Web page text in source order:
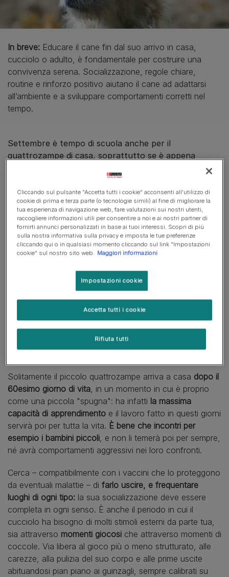
In breve: Educare il cane fin dal suo arrivo in casa,
cucciolo o adulto, è fondamentale per costruire una
convivenza serena. Socializzazione, regole chiare,
routine e rinforzo positivo aiutano il cane ad adattarsi
all’ambiente e a sviluppare comportamenti corretti nel
tempo.
Settembre è tempo di scuola anche per il
quattrozampe di casa, soprattutto se è appena
arrivato a vivere con noi e a maggior ragione se è un
cucciolo allegro ed esuberante! Ecco le regole
principali da insegnare subito per la convivenza
pacifica in casa.
Arriva settembre e dopo il primo giorno di scuola di tutti i
piccoli umani, è il momento dieducareanche i pelosi
quattrozampe che abitano con noi, soprattutto se
e insieme alla gioia dell'arrivo nella nostra
abitazione è bene rimboccarsi le maniche e non lasciare
nulla al caso. Questa piccola "scuola" iniziale porrà le
basi per la serena convivenza futura e per evitare
Hai adottato un cucciolo?
Solitamente il piccolo quattrozampe arriva a casa dopo il
60esimo giorno di vita , in un momento in cui è proprio
come una piccola "spugna": ha infatti la massima
capacità di apprendimento e il lavoro fatto in questi giorni
servirà poi per tutta la vita. È bene che incontri per
esempio i bambini piccoli , e non li temerà poi per sempre,
né avrà comportamenti aggressivi nei loro confronti.
Cerca – compatibilmente con i vaccini che lo proteggono
da eventuali malattie – di farlo uscire, e frequentare
luoghi di ogni tipo: la sua socializzazione deve essere
completa in ogni senso. È anche il periodo in cui il
cucciolo ha bisogno di molti stimoli esterni da parte tua,
sia attraverso momenti giocosi che attraverso momenti di
coccole. Via libera al gioco più o meno strutturato, alle
carezze, alla pulizia del suo corpo e alle prime uscite
abituandosi pian piano ai guinzagli, sempre calibrati su
Cliccando sul pulsante "Accetta tutti i cookie" acconsenti all'utilizzo di
cookie di prima e terza parte (o tecnologie simili) al fine di migliorare la
tua esperienza di navigazione web, fare valutazioni sui nostri utenti,
raccogliere informazioni utili per consentire a noi e ai nostri partner di
fornirti annunci personalizzati in base ai tuoi interessi. Scopri di più
sulla nostra informativa sulla privacy e imposta le tue preferenze
cliccando qui o in qualsiasi momento cliccando sul link "Impostazioni
cookie" sul nostro sito web. Maggiori informazioni
Impostazioni cookie
Rifiuta tutti
Accetta tutti i cookie